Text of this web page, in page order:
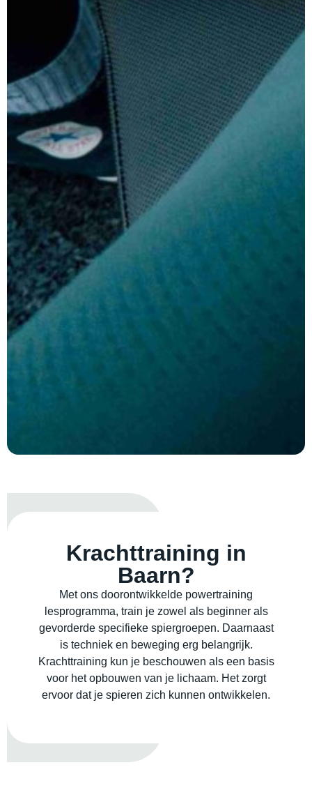
Krachttraining in
Baarn?
Met ons doorontwikkelde powertraining
lesprogramma, train je zowel als beginner als
gevorderde specifieke spiergroepen. Daarnaast
is techniek en beweging erg belangrijk.
Krachttraining kun je beschouwen als een basis
voor het opbouwen van je lichaam. Het zorgt
ervoor dat je spieren zich kunnen ontwikkelen.